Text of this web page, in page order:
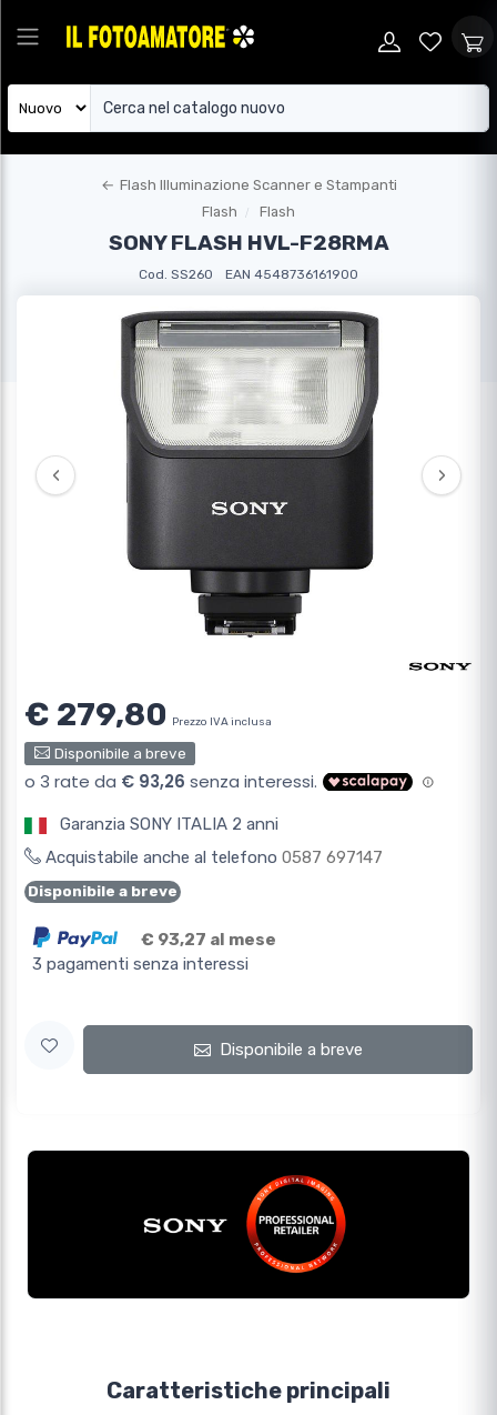
← Flash Illuminazione Scanner e Stampanti
Flash
Flash
SONY FLASH HVL-F28RMA
Cod. SS260 EAN 4548736161900
‹ ›
€ 279,80 Prezzo IVA inclusa
Disponibile a breve
Garanzia SONY ITALIA 2 anni
Acquistabile anche al telefono 0587 697147
Disponibile a breve
€ 93,27 al mese
3 pagamenti senza interessi
Disponibile a breve
Caratteristiche principali